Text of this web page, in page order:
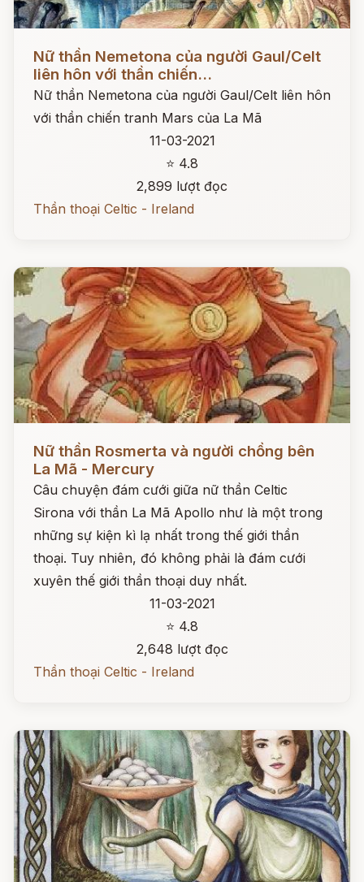
Nữ thần Nemetona của người Gaul/Celt
liên hôn với thần chiến...
Nữ thần Nemetona của người Gaul/Celt liên hôn
với thần chiến tranh Mars của La Mã
11-03-2021
⭐ 4.8
2,899 lượt đọc
Thần thoại Celtic - Ireland
Nữ thần Rosmerta và người chồng bên
La Mã - Mercury
Câu chuyện đám cưới giữa nữ thần Celtic
Sirona với thần La Mã Apollo như là một trong
những sự kiện kì lạ nhất trong thế giới thần
thoại. Tuy nhiên, đó không phải là đám cưới
xuyên thế giới thần thoại duy nhất.
11-03-2021
⭐ 4.8
2,648 lượt đọc
Thần thoại Celtic - Ireland